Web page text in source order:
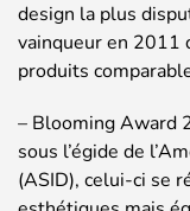
design la plus
vainqueur en 2011
produits
– Blooming Award
sous l’égide de
(ASID), celui-ci se